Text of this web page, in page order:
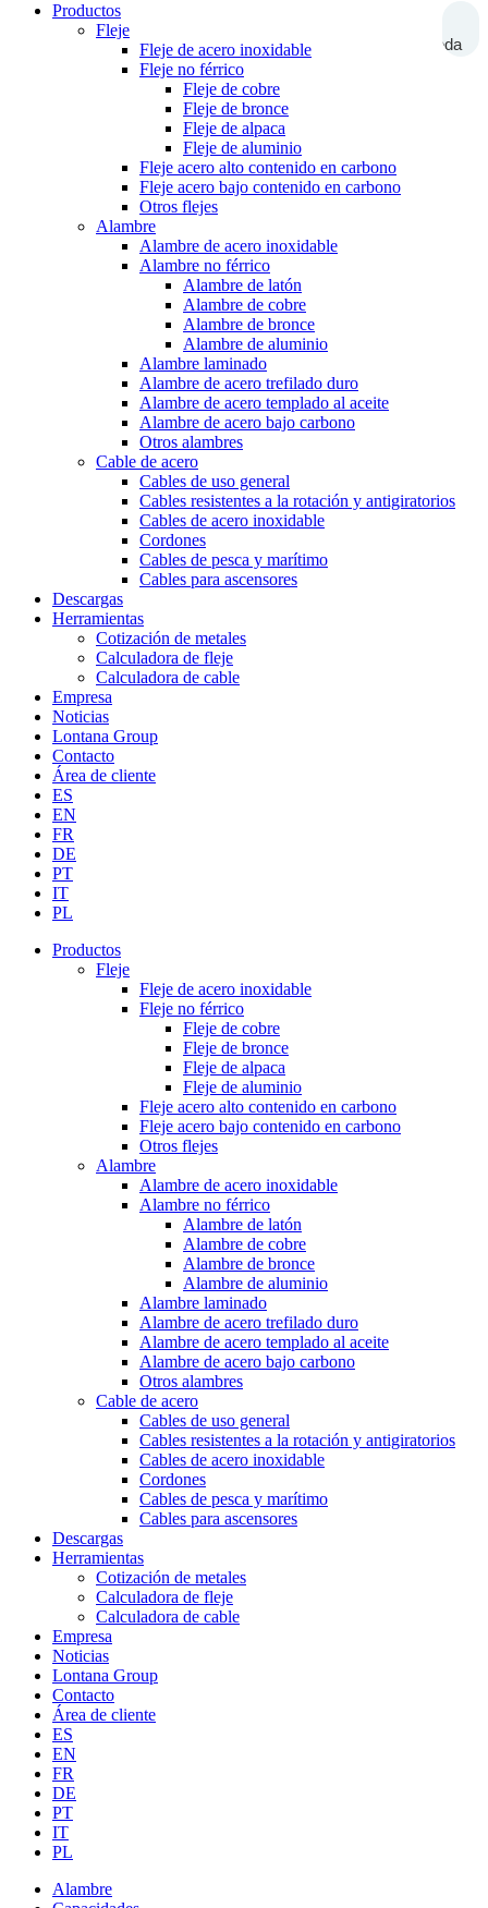
Búsqueda
Productos
Fleje
Fleje de acero inoxidable
Fleje no férrico
Fleje de cobre
Fleje de bronce
Fleje de alpaca
Fleje de aluminio
Fleje acero alto contenido en carbono
Fleje acero bajo contenido en carbono
Otros flejes
Alambre
Alambre de acero inoxidable
Alambre no férrico
Alambre de latón
Alambre de cobre
Alambre de bronce
Alambre de aluminio
Alambre laminado
Alambre de acero trefilado duro
Alambre de acero templado al aceite
Alambre de acero bajo carbono
Otros alambres
Cable de acero
Cables de uso general
Cables resistentes a la rotación y antigiratorios
Cables de acero inoxidable
Cordones
Cables de pesca y marítimo
Cables para ascensores
Descargas
Herramientas
Cotización de metales
Calculadora de fleje
Calculadora de cable
Empresa
Noticias
Lontana Group
Contacto
Área de cliente
ES
EN
FR
DE
PT
IT
PL
Productos
Fleje
Fleje de acero inoxidable
Fleje no férrico
Fleje de cobre
Fleje de bronce
Fleje de alpaca
Fleje de aluminio
Fleje acero alto contenido en carbono
Fleje acero bajo contenido en carbono
Otros flejes
Alambre
Alambre de acero inoxidable
Alambre no férrico
Alambre de latón
Alambre de cobre
Alambre de bronce
Alambre de aluminio
Alambre laminado
Alambre de acero trefilado duro
Alambre de acero templado al aceite
Alambre de acero bajo carbono
Otros alambres
Cable de acero
Cables de uso general
Cables resistentes a la rotación y antigiratorios
Cables de acero inoxidable
Cordones
Cables de pesca y marítimo
Cables para ascensores
Descargas
Herramientas
Cotización de metales
Calculadora de fleje
Calculadora de cable
Empresa
Noticias
Lontana Group
Contacto
Área de cliente
ES
EN
FR
DE
PT
IT
PL
Alambre